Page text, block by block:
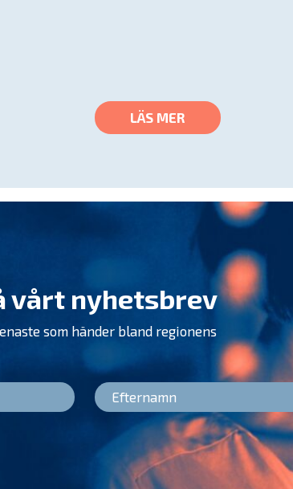
LÄS MER
vårt nyhetsbrev
som händer bland regionens